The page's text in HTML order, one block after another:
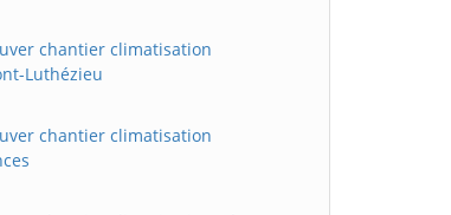
chantier climatisation
Luthézieu
chantier climatisation